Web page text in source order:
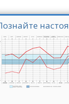
добровольные
Молодёжь за